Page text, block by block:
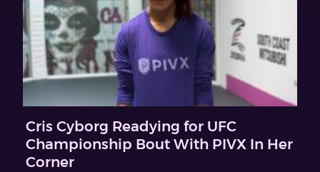
Cris Cyborg Readying for UFC
Championship Bout With PIVX In Her
Corner